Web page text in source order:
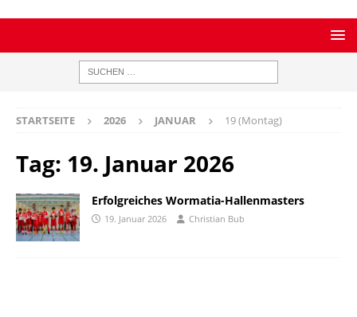
STARTSEITE 2026 JANUAR 19 (Montag)
Tag: 19. Januar 2026
Erfolgreiches Wormatia-Hallenmasters
19. Januar 2026 Christian Bub